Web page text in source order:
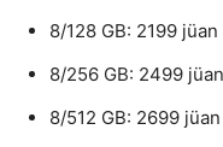
8/128 GB: 2199
8/256 GB: 2499
8/512 GB: 2699